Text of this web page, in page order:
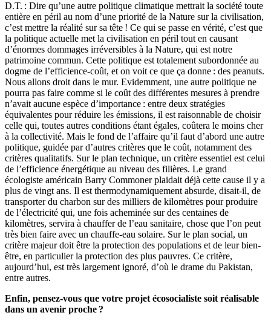
D.T. : Dire qu’une autre politique climatique mettrait la société toute
entière en péril au nom d’une priorité de la Nature sur la civilisation,
c’est mettre la réalité sur sa tête ! Ce qui se passe en vérité, c’est que
la politique actuelle met la civilisation en péril tout en causant
d’énormes dommages irréversibles à la Nature, qui est notre
patrimoine commun. Cette politique est totalement subordonnée au
dogme de l’efficience-coût, et on voit ce que ça donne : des peanuts.
Nous allons droit dans le mur. Evidemment, une autre politique ne
pourra pas faire comme si le coût des différentes mesures à prendre
n’avait aucune espèce d’importance : entre deux stratégies
équivalentes pour réduire les émissions, il est raisonnable de choisir
celle qui, toutes autres conditions étant égales, coûtera le moins cher
à la collectivité. Mais le fond de l’affaire qu’il faut d’abord une autre
politique, guidée par d’autres critères que le coût, notamment des
critères qualitatifs. Sur le plan technique, un critère essentiel est celui
de l’efficience énergétique au niveau des filières. Le grand
écologiste américain Barry Commoner plaidait déjà cette cause il y a
plus de vingt ans. Il est thermodynamiquement absurde, disait-il, de
transporter du charbon sur des milliers de kilomètres pour produire
de l’électricité qui, une fois acheminée sur des centaines de
kilomètres, servira à chauffer de l’eau sanitaire, chose que l’on peut
très bien faire avec un chauffe-eau solaire. Sur le plan social, un
critère majeur doit être la protection des populations et de leur bien-
être, en particulier la protection des plus pauvres. Ce critère,
aujourd’hui, est très largement ignoré, d’où le drame du Pakistan,
entre autres.
Enfin, pensez-vous que votre projet écosocialiste soit réalisable
dans un avenir proche ?